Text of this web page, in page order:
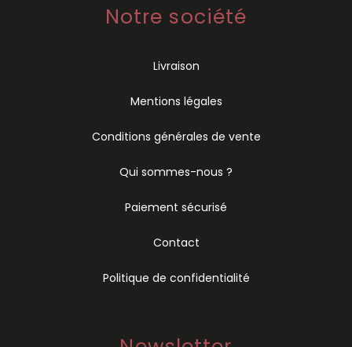
Notre société
Livraison
Mentions légales
Conditions générales de vente
Qui sommes-nous ?
Paiement sécurisé
Contact
Politique de confidentialité